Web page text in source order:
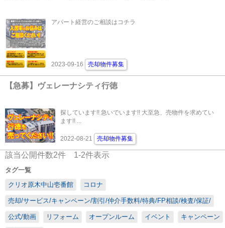
アパート経営のご相談はコチラ
2023-09-16 売却物件募集
【急募】ヴェレーナシティ行徳
探しています!! 急いでいます!! 大至急、売物件を求めてい
ます!! ...
2022-08-21 売却物件募集
該当公開件数2件 1-2件表示
タグ一覧
クリオ原木中山壱番館
コロナ
売却/サービス/キャンペーン/割引/仲介手数料/特典/FP相談/検査/保証/
公式/動画 リフォーム オープンルーム イベント キャンペーン